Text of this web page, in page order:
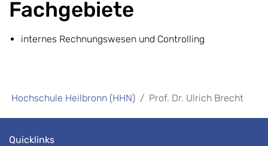
Fachgebiete
internes Rechnungswesen und Controlling
Hochschule Heilbronn (HHN) Prof. Dr. Ulrich Brecht
Quicklinks